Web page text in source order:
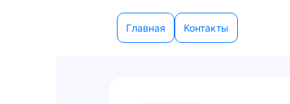
Главная Контакты